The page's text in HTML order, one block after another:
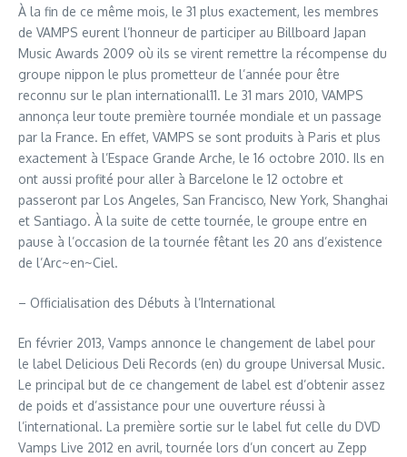
À la fin de ce même mois, le 31 plus exactement, les membres
de VAMPS eurent l’honneur de participer au Billboard Japan
Music Awards 2009 où ils se virent remettre la récompense du
groupe nippon le plus prometteur de l’année pour être
reconnu sur le plan international11. Le 31 mars 2010, VAMPS
annonça leur toute première tournée mondiale et un passage
par la France. En effet, VAMPS se sont produits à Paris et plus
exactement à l’Espace Grande Arche, le 16 octobre 2010. Ils en
ont aussi profité pour aller à Barcelone le 12 octobre et
passeront par Los Angeles, San Francisco, New York, Shanghai
et Santiago. À la suite de cette tournée, le groupe entre en
pause à l’occasion de la tournée fêtant les 20 ans d’existence
de l’Arc~en~Ciel.
– Officialisation des Débuts à l’International
En février 2013, Vamps annonce le changement de label pour
le label Delicious Deli Records (en) du groupe Universal Music.
Le principal but de ce changement de label est d’obtenir assez
de poids et d’assistance pour une ouverture réussi à
l’international. La première sortie sur le label fut celle du DVD
Vamps Live 2012 en avril, tournée lors d’un concert au Zepp